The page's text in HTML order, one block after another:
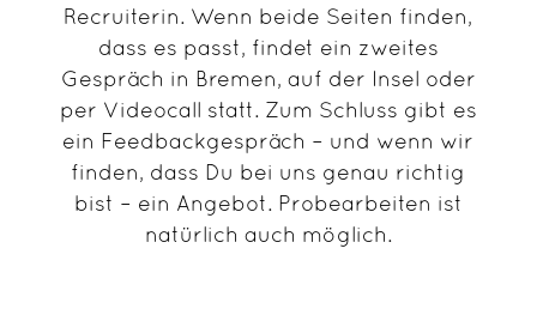
Recruiterin. Wenn beide Seiten finden,
dass es passt, findet ein zweites
Gespräch in Bremen, auf der Insel oder
per Videocall statt. Zum Schluss gibt es
ein Feedbackgespräch – und wenn wir
finden, dass Du bei uns genau richtig
bist – ein Angebot. Probearbeiten ist
natürlich auch möglich.